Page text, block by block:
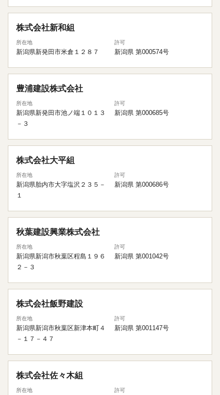
株式会社新和組
所在地
新潟県新発田市米倉１２８７
許可
新潟県 第000574号
豊浦建設株式会社
所在地
新潟県新発田市池ノ端１０１３
－３
許可
新潟県 第000685号
株式会社大平組
所在地
新潟県胎内市大字塩沢２３５－
１
許可
新潟県 第000686号
秋葉建設興業株式会社
所在地
新潟県新潟市秋葉区程島１９６
２－３
許可
新潟県 第001042号
株式会社飯野建設
所在地
新潟県新潟市秋葉区新津本町４
－１７－４７
許可
新潟県 第001147号
株式会社佐々木組
所在地 許可